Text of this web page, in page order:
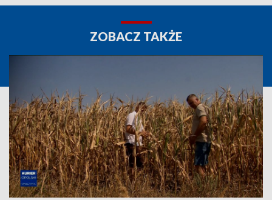
ZOBACZ TAKŻE